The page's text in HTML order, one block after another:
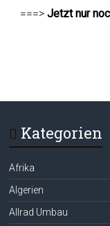
===>Jetzt nur
Kategorien
Afrika
Algerien
Allrad Umbau